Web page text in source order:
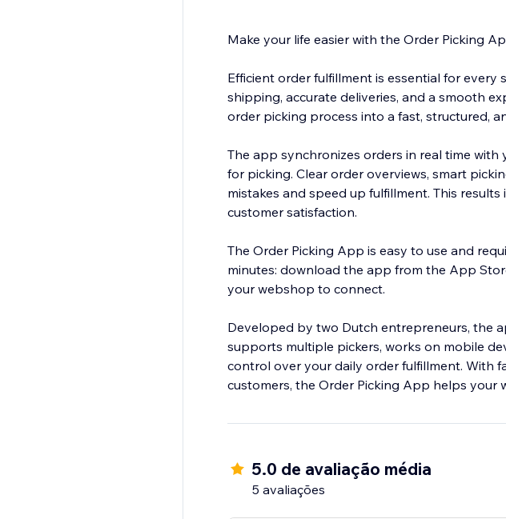
Make your life easier with the Order Picking
Efficient order fulfillment is essential for every
shipping, accurate deliveries, and a smooth
order picking process into a fast, structured,
The app synchronizes orders in real time
for picking. Clear order overviews, smart
mistakes and speed up fulfillment. This
customer satisfaction.
The Order Picking App is easy to use and
minutes: download the app from the App
your webshop to connect.
Developed by two Dutch entrepreneurs, the
supports multiple pickers, works on mobile
control over your daily order fulfillment. With
customers, the Order Picking App helps your
5.0 de avaliação média
5 avaliações